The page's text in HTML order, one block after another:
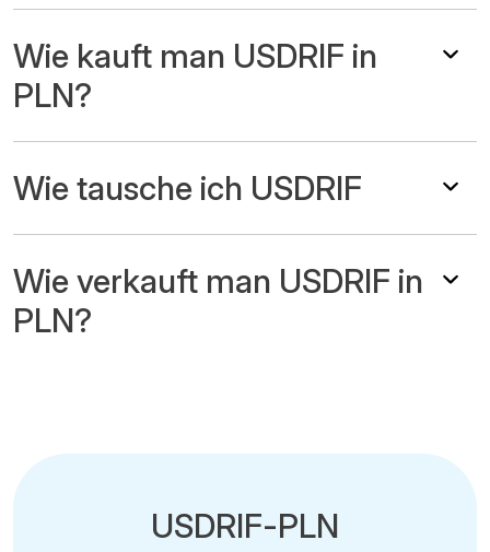
Wie kauft man USDRIF in
PLN?
Wie tausche ich USDRIF
Wie verkauft man USDRIF in
PLN?
USDRIF-PLN